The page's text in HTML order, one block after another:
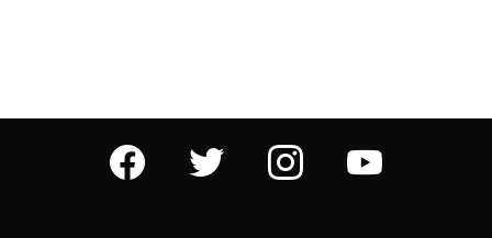
facebook twitter instagram youtube